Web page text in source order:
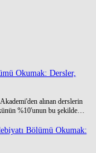
Okumak: Dersler,
alınan derslerin
%10'unun bu şekilde…
Bölümü Okumak: